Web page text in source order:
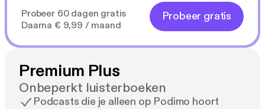
Probeer 60 dagen gratis
Daarna € 9,99 / maand
Probeer gratis
Premium Plus
Onbeperkt luisterboeken
Podcasts die je alleen op Podimo hoort